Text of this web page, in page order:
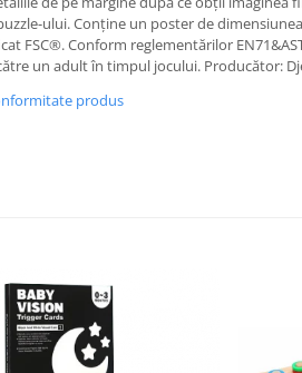
ului. Conține un poster de
FSC®. Conform reglementărilor
un adult în timpul jocului. Producător:
produs